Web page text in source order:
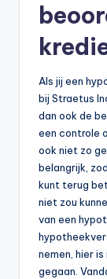
Als jij een
bij Straetus
dan ook de
een controle
ook niet zo
belangrijk,
kunt terug
niet zou
van een
nemen, hier
gegaan.